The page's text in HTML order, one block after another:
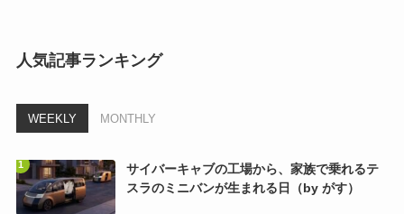
人気記事ランキング
WEEKLY MONTHLY
サイバーキャブの工場から、家族で乗れるテ
スラのミニバンが生まれる日（by がす）